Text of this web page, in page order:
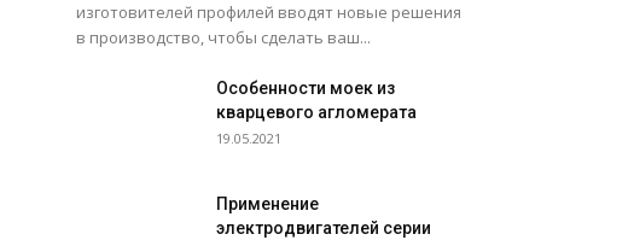
изготовителей профилей вводят новые решения
в производство, чтобы сделать ваш...
Особенности моек из
кварцевого агломерата
19.05.2021
Применение
электродвигателей серии